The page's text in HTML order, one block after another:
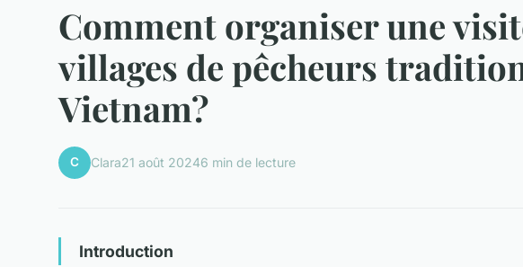
Comment organiser une
villages de pêcheurs
Vietnam?
C Clara21 août 20246 min de lecture
Introduction